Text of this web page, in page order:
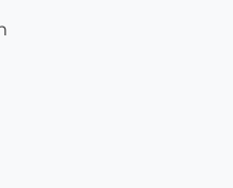
nhuộm màu
trên xuống dưới với độ
thường là mức râm